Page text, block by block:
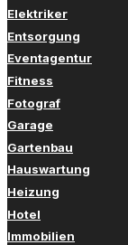
Elektriker
Entsorgung
Eventagentur
Fitness
Fotograf
Garage
Gartenbau
Hauswartung
Heizung
Hotel
Immobilien